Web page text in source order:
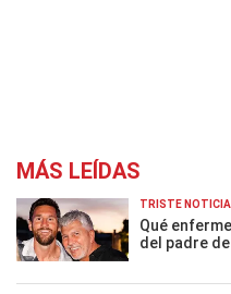
MÁS LEÍDAS
TRISTE NOTICIA
Qué
del padre